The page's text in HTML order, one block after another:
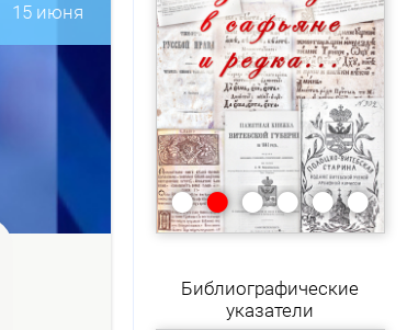
15 июня
••••••
Библиографические
указатели